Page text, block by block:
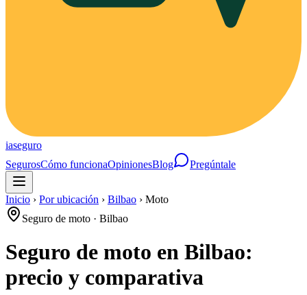
iaseguro
SegurosCómo funcionaOpinionesBlog Pregúntale
Inicio › Por ubicación › Bilbao › Moto
Seguro de moto · Bilbao
Seguro de moto en Bilbao:
precio y comparativa